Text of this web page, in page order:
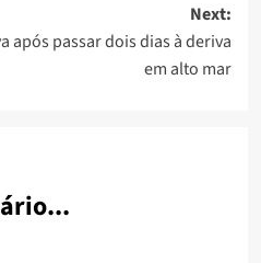
Next:
após passar dois dias à deriva
em alto mar